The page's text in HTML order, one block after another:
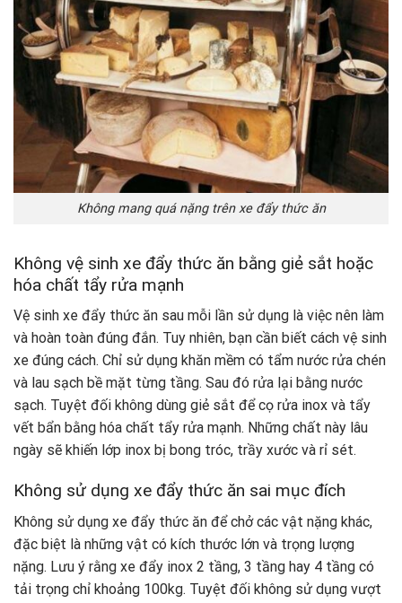
Không mang quá nặng trên xe đẩy thức ăn
Không vệ sinh xe đẩy thức ăn bằng giẻ sắt hoặc
hóa chất tẩy rửa mạnh
Vệ sinh xe đẩy thức ăn sau mỗi lần sử dụng là việc nên làm
và hoàn toàn đúng đắn. Tuy nhiên, bạn cần biết cách vệ sinh
xe đúng cách. Chỉ sử dụng khăn mềm có tẩm nước rửa chén
và lau sạch bề mặt từng tầng. Sau đó rửa lại bằng nước
sạch. Tuyệt đối không dùng giẻ sắt để cọ rửa inox và tẩy
vết bẩn bằng hóa chất tẩy rửa mạnh. Những chất này lâu
ngày sẽ khiến lớp inox bị bong tróc, trầy xước và rỉ sét.
Không sử dụng xe đẩy thức ăn sai mục đích
Không sử dụng xe đẩy thức ăn để chở các vật nặng khác,
đặc biệt là những vật có kích thước lớn và trọng lượng
nặng. Lưu ý rằng xe đẩy inox 2 tầng, 3 tầng hay 4 tầng có
tải trọng chỉ khoảng 100kg. Tuyệt đối không sử dụng vượt